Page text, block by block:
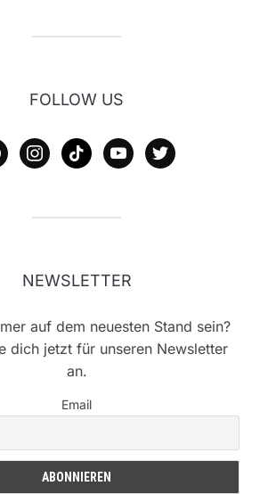
FOLLOW US
instagram
tiktok youtubetwitter
NEWSLETTER
auf dem neuesten Stand sein?
dich jetzt für unseren Newsletter
an.
Email